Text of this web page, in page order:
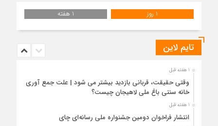
1 روز 1 هفته
تایم لاین
1 هفته قبل
وقتی حقیقت، قربانی بازدید بیشتر می شود | علت جمع آوری
خانه سنتی باغ ملی لاهیجان چیست؟
1 هفته قبل
انتشار فراخوان دومین جشنواره ملی رسانه‌ای چای